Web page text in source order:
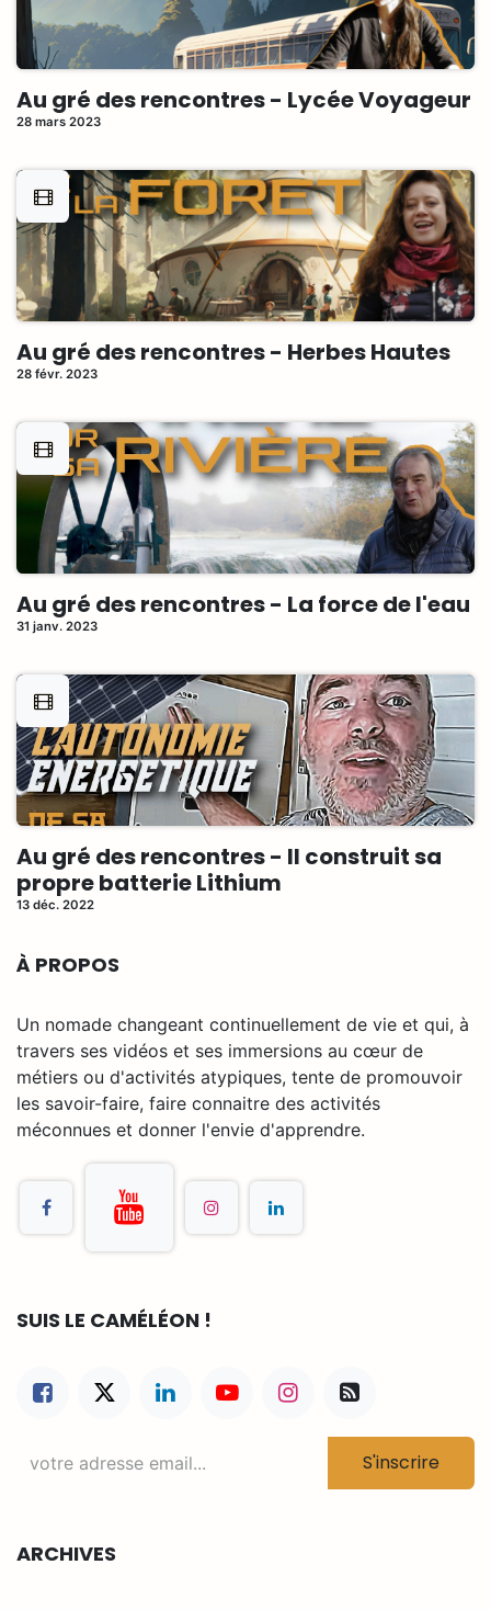
Au gré des rencontres - Lycée Voyageur
28 mars 2023
Au gré des rencontres - Herbes Hautes
28 févr. 2023
Au gré des rencontres - La force de l'eau
31 janv. 2023
Au gré des rencontres - Il construit sa
propre batterie Lithium
13 déc. 2022
À PROPOS
Un nomade changeant continuellement de vie et qui, à
travers ses vidéos et ses immersions au cœur de
métiers ou d'activités atypiques, tente de promouvoir
les savoir-faire, faire connaitre des activités
méconnues et donner l'envie d'apprendre.
SUIS LE CAMÉLÉON !
S'inscrire
ARCHIVES